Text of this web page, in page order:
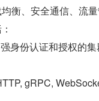
衡、安全通信、流
身份认证和授权的
gRPC,